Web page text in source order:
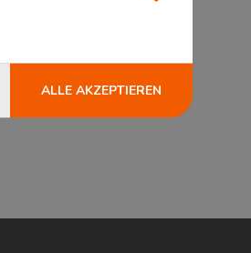
ALLE AKZEPTIEREN